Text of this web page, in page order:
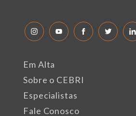
Em Alta
Sobre o CEBRI
Especialistas
Fale Conosco